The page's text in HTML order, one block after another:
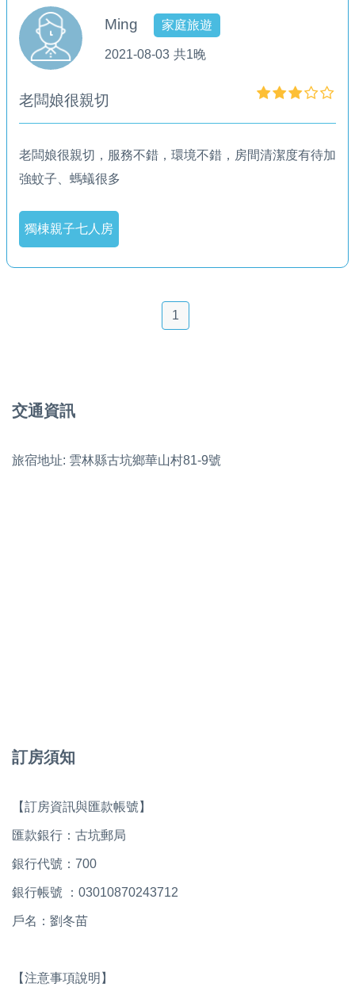
Ming 家庭旅遊
2021-08-03 共1晚
老闆娘很親切
老闆娘很親切，服務不錯，環境不錯，房間清潔度有待加
強蚊子、螞蟻很多
獨棟親子七人房
1
交通資訊
旅宿地址: 雲林縣古坑鄉華山村81-9號
訂房須知
【訂房資訊與匯款帳號】
匯款銀行：古坑郵局
銀行代號：700
銀行帳號 ：03010870243712
戶名：劉冬苗
【注意事項說明】